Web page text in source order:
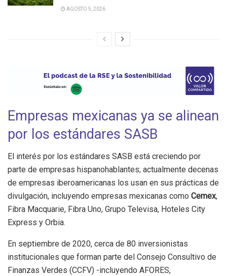
AGOSTO 5, 2026
Empresas mexicanas ya se alinean
por los estándares SASB
El interés por los estándares SASB está creciendo por
parte de empresas hispanohablantes; actualmente decenas
de empresas iberoamericanas los usan en sus prácticas de
divulgación, incluyendo empresas mexicanas como Cemex,
Fibra Macquarie, Fibra Uno, Grupo Televisa, Hoteles City
Express y Orbia.
En septiembre de 2020, cerca de 80 inversionistas
institucionales que forman parte del Consejo Consultivo de
Finanzas Verdes (CCFV) -incluyendo AFORES,